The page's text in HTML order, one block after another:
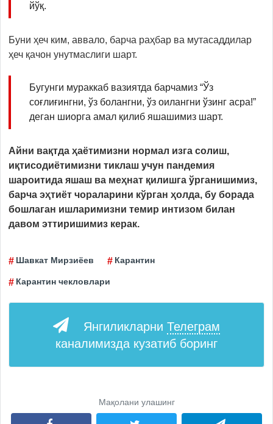
йўқ.
Буни ҳеч ким, аввало, барча раҳбар ва мутасаддилар
ҳеч қачон унутмаслиги шарт.
Бугунги мураккаб вазиятда барчамиз “Ўз
соғлиғингни, ўз болангни, ўз оилангни ўзинг асра!”
деган шиорга амал қилиб яшашимиз шарт.
Айни вақтда ҳаётимизни нормал изга солиш,
иқтисодиётимизни тиклаш учун пандемия
шароитида яшаш ва меҳнат қилишга ўрганишимиз,
барча эҳтиёт чораларини кўрган ҳолда, бу борада
бошлаган ишларимизни темир интизом билан
давом эттиришимиз керак.
Шавкат Мирзиёев Карантин
Карантин чекловлари
Янгиликларни Телеграм
каналимизда кузатиб боринг
Мақолани улашинг